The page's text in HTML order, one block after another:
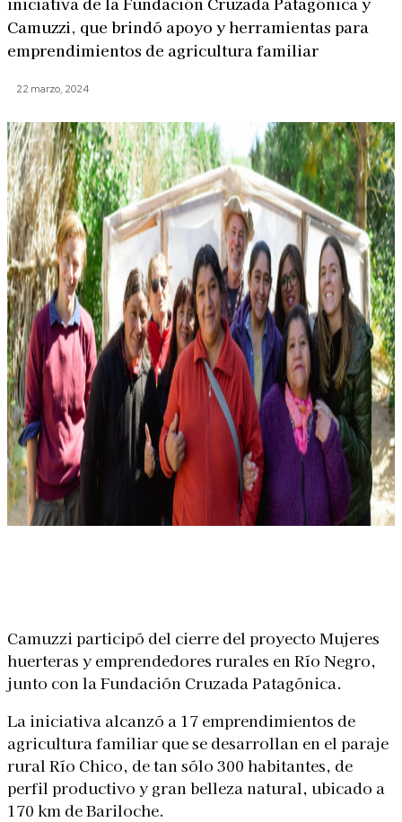
Camuzzi, que brindó apoyo y herramientas para
emprendimientos de agricultura familiar
22 marzo, 2024
Camuzzi participó del cierre del proyecto Mujeres
huerteras y emprendedores rurales en Río Negro,
junto con la Fundación Cruzada Patagónica.
La iniciativa alcanzó a 17 emprendimientos de
agricultura familiar que se desarrollan en el paraje
rural Río Chico, de tan sólo 300 habitantes, de
perfil productivo y gran belleza natural, ubicado a
170 km de Bariloche.